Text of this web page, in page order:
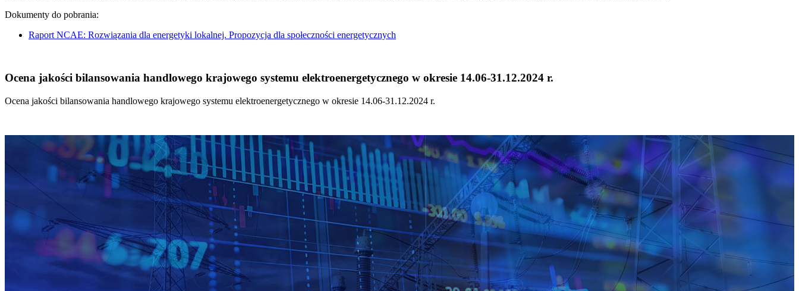
Dokumenty do pobrania:
Raport NCAE: Rozwiązania dla energetyki lokalnej. Propozycja dla społeczności energetycznych
Ocena jakości bilansowania handlowego krajowego systemu elektroenergetycznego w okresie 14.06-31.12.2024 r.
Ocena jakości bilansowania handlowego krajowego systemu elektroenergetycznego w okresie 14.06-31.12.2024 r.